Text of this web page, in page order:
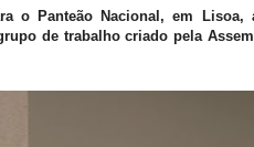
o Panteão Nacional, em Lisoa,
de trabalho criado pela